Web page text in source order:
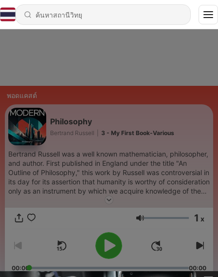
พอดแคสต์
Philosophy
Bertrand Russell 3 - My First Book-Various
Bertrand Russell was a well known mathematician, philosopher,
and author. First published in England under the title "An
Outline of Philosophy," this work by Russell was controversial in
its day for its assertion that humanity is worthy of consideration
only as an instrument by which we acquire knowledge of the
universe. His personal philosophy was one which he described
Russell's style is, as always, engaging and accessible. -
ระดับเสียง 1 x
00:00 00:00